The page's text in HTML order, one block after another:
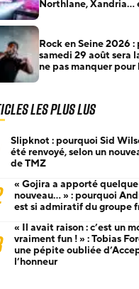
Northlane, Xandria…
Rock en Seine 2026
samedi 29 août sera
ne pas manquer pour
les plus lus
Slipknot : pourquoi Sid
été renvoyé, selon un
de TMZ
« Gojira a apporté
nouveau… » : pourquoi
est si admiratif du groupe
« Il avait raison : c’est un
vraiment fun ! » : Tobias
une pépite oubliée
l’honneur